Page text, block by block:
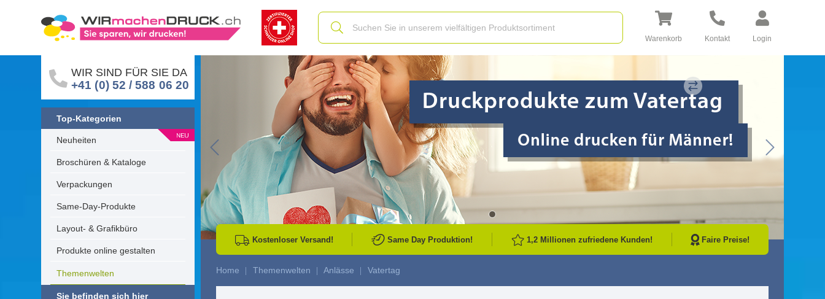
Warenkorb Kontakt Login
WIR SIND FÜR SIE DA
+41 (0) 52 / 588 06 20
Top-Kategorien
Neuheiten
Broschüren & Kataloge
Verpackungen
Same-Day-Produkte
Layout- & Grafikbüro
Produkte online gestalten
Themenwelten
Sie befinden sich hier
Go to Previous Slide Go to Next
Kostenloser Versand! Same Day Produktion! 1,2 Millionen zufriedene Kunden! Faire Preise!
Home Themenwelten Anlässe Vatertag